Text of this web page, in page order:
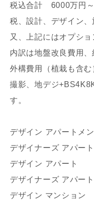
税込合計 6000万円
税、設計、デザイン、
又、上記にはオプシ
内訳は地盤改良費用、
外構費用（植栽も含む
撮影、地デジ
す。
デザイン アパートメ
デザイナーズ アパー
デザイン アパート
デザイナーズ アパート
デザイン マンション